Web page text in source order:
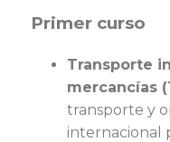
Primer curso
Transporte
mercancías
transporte y
internacional